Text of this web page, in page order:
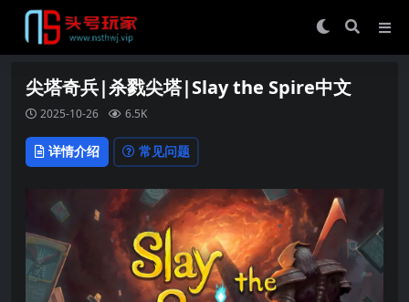
尖塔奇兵|杀戮尖塔|Slay the Spire中文
2025-10-26 6.5K
详情介绍 常见问题